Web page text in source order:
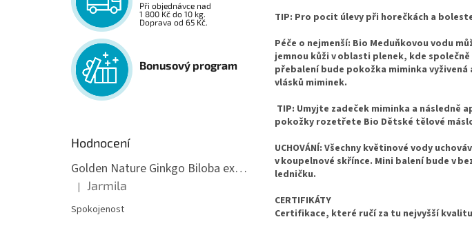
Při objednávce nad
1 800 Kč do 10 kg.
Doprava od 65 Kč.
Bonusový program
Hodnocení
Golden Nature Ginkgo Biloba extrakt 50:1 60mg, 100 kapslí
Hodnocení produktu je 5 z 5 hvězdiček.
| Jarmila
Spokojenost
TIP: Pro pocit úlevy při horečkách a
Péče o nejmenší: Bio Meduňkovou vodu
jemnou kůži v oblasti plenek, kde
přebalení bude pokožka miminka
vlásků miminek.
TIP: Umyjte zadeček miminka a
pokožky rozetřete Bio Dětské tělové
UCHOVÁNÍ: Všechny květinové vody
v koupelnové skřínce. Mini balení bude v
ledničku.
CERTIFIKÁTY
Certifikace, které ručí za tu nejvyšší